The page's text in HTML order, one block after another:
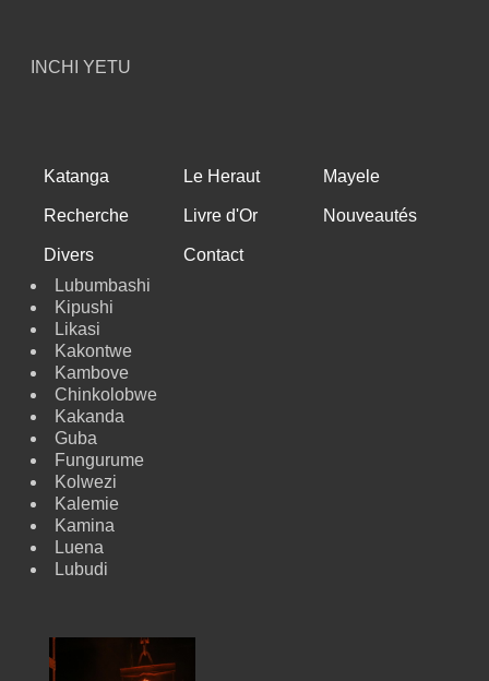
INCHI YETU
Katanga Le Heraut Mayele
Recherche Livre d'Or Nouveautés
Divers
Contact
Lubumbashi
Kipushi
Likasi
Kakontwe
Kambove
Chinkolobwe
Kakanda
Guba
Fungurume
Kolwezi
Kalemie
Kamina
Luena
Lubudi